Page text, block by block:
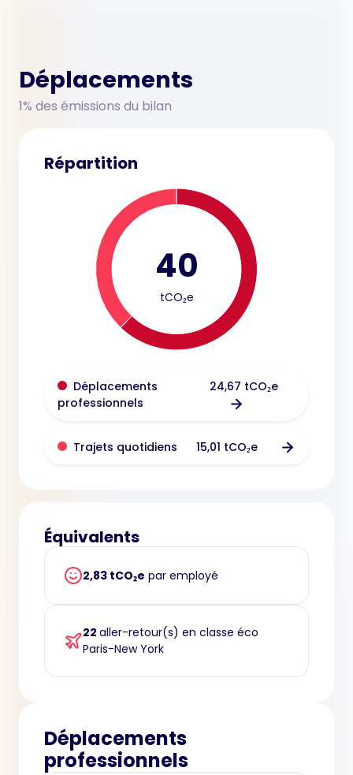
Déplacements
1% des émissions du bilan
Répartition
40
tCO₂e
Déplacements
professionnels
24,67 tCO₂e
Trajets quotidiens 15,01 tCO₂e
Équivalents
2,83 tCO₂e par employé
22 aller-retour(s) en classe éco
Paris-New York
Déplacements
professionnels